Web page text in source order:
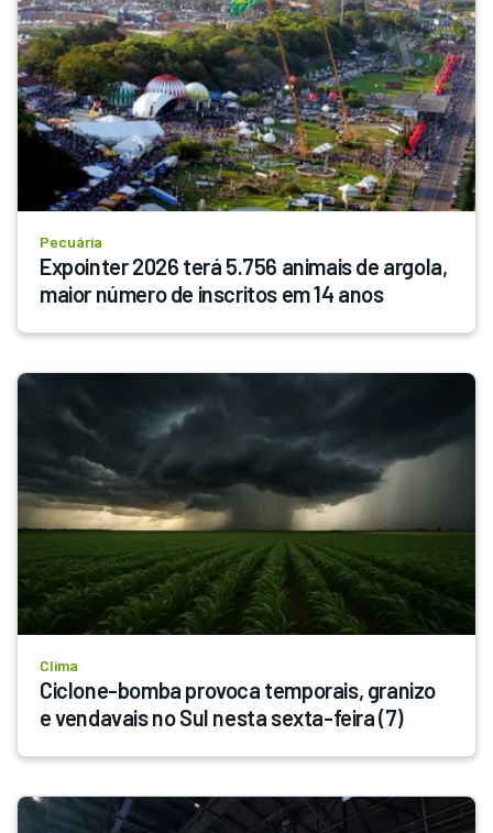
Pecuária
Expointer 2026 terá 5.756 animais de argola,
maior número de inscritos em 14 anos
Clima
Ciclone-bomba provoca temporais, granizo
e vendavais no Sul nesta sexta-feira (7)